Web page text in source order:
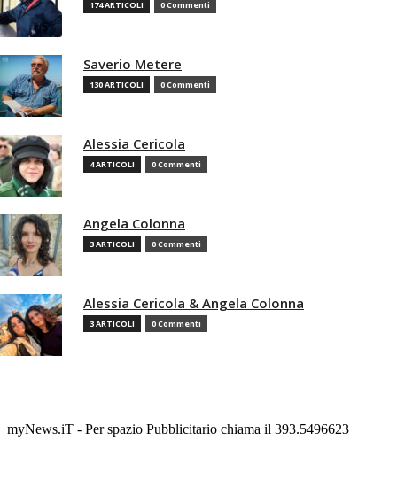
174 ARTICOLI 0 Commenti
Saverio Metere
130 ARTICOLI 0 Commenti
Alessia Cericola
4 ARTICOLI 0 Commenti
Angela Colonna
3 ARTICOLI 0 Commenti
Alessia Cericola & Angela Colonna
3 ARTICOLI 0 Commenti
myNews.iT - Per spazio Pubblicitario chiama il 393.5496623